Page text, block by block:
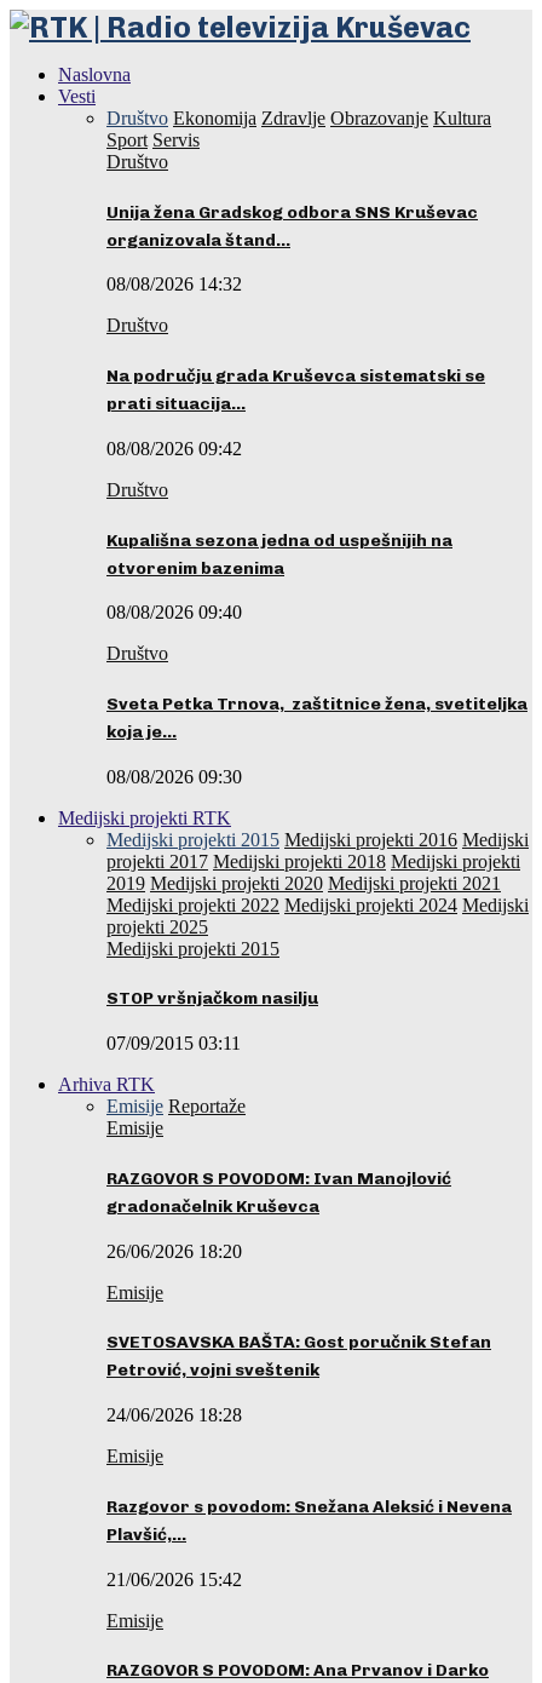
Naslovna
Vesti
Društvo Ekonomija Zdravlje Obrazovanje Kultura
Sport Servis
Društvo
Unija žena Gradskog odbora SNS Kruševac
organizovala štand…
08/08/2026 14:32
Društvo
Na području grada Kruševca sistematski se
prati situacija…
08/08/2026 09:42
Društvo
Kupališna sezona jedna od uspešnijih na
otvorenim bazenima
08/08/2026 09:40
Društvo
Sveta Petka Trnova, zaštitnice žena, svetiteljka
koja je…
08/08/2026 09:30
Medijski projekti RTK
Medijski projekti 2015 Medijski projekti 2016 Medijski
projekti 2017 Medijski projekti 2018 Medijski projekti
2019 Medijski projekti 2020 Medijski projekti 2021
Medijski projekti 2022 Medijski projekti 2024 Medijski
projekti 2025
Medijski projekti 2015
STOP vršnjačkom nasilju
07/09/2015 03:11
Arhiva RTK
Emisije Reportaže
Emisije
RAZGOVOR S POVODOM: Ivan Manojlović
gradonačelnik Kruševca
26/06/2026 18:20
Emisije
SVETOSAVSKA BAŠTA: Gost poručnik Stefan
Petrović, vojni sveštenik
24/06/2026 18:28
Emisije
Razgovor s povodom: Snežana Aleksić i Nevena
Plavšić,…
21/06/2026 15:42
Emisije
RAZGOVOR S POVODOM: Ana Prvanov i Darko